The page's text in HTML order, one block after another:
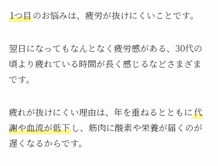
1つ目のお悩みは、疲労が抜けにくいことです。
翌日になってもなんとなく疲労感がある、30代の
頃より疲れている時間が長く感じるなどさまざま
です。
疲れが抜けにくい理由は、年を重ねるとともに代
謝や血流が低下し、筋肉に酸素や栄養が届くのが
遅くなるからです。